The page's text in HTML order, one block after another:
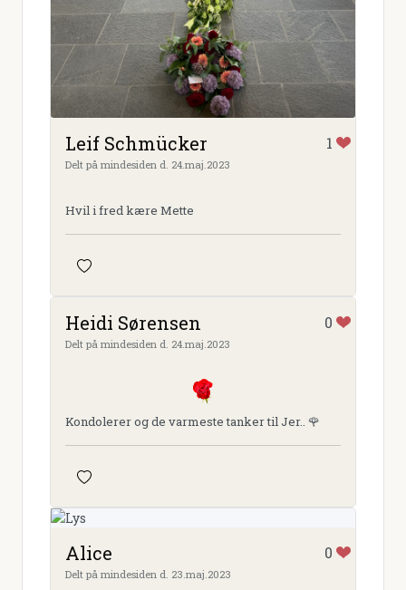
Leif Schmücker 1
Delt på mindesiden d. 24.maj.2023
Hvil i fred kære Mette
Heidi Sørensen 0
Delt på mindesiden d. 24.maj.2023
Kondolerer og de varmeste tanker til Jer.. 🌹
Alice 0
Delt på mindesiden d. 23.maj.2023